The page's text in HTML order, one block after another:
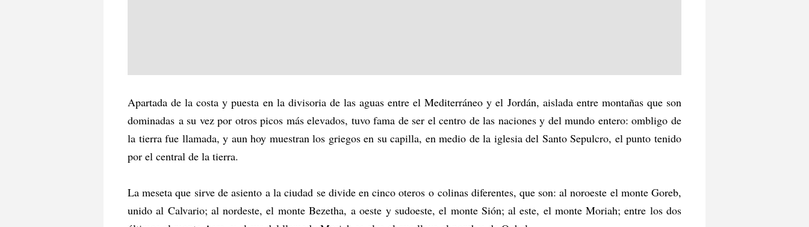
Apartada de la costa y puesta en la divisoria de las aguas entre el Mediterráneo y el Jordán, aislada entre montañas que son
dominadas a su vez por otros picos más elevados, tuvo fama de ser el centro de las naciones y del mundo entero: ombligo de
la tierra fue llamada, y aun hoy muestran los griegos en su capilla, en medio de la iglesia del Santo Sepulcro, el punto tenido
por el central de la tierra.
La meseta que sirve de asiento a la ciudad se divide en cinco oteros o colinas diferentes, que son: al noroeste el monte Goreb,
unido al Calvario; al nordeste, el monte Bezetha, a oeste y sudoeste, el monte Sión; al este, el monte Moriah; entre los dos